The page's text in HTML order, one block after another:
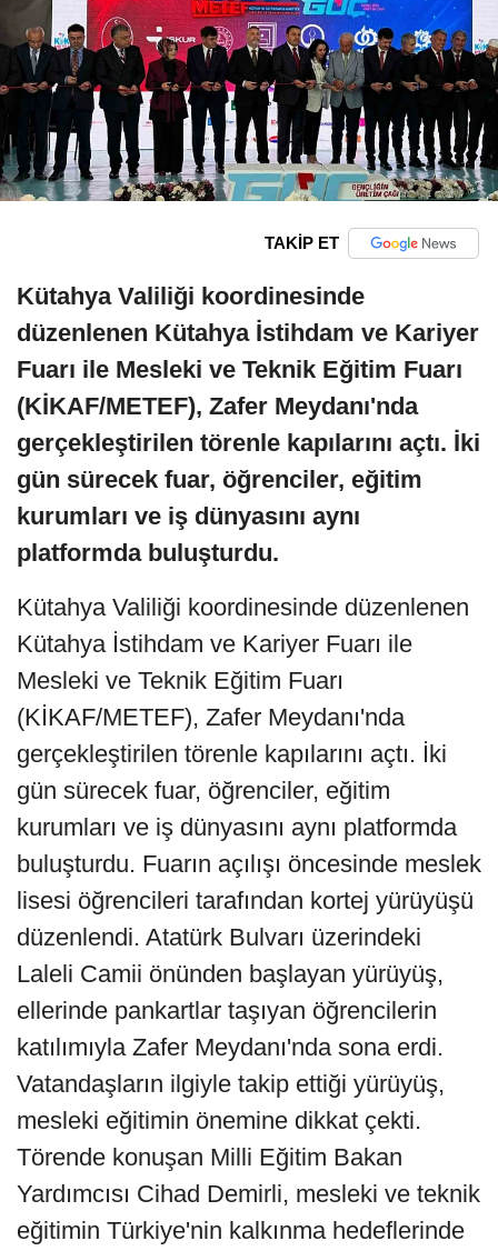
TAKİP ET
Kütahya Valiliği koordinesinde
düzenlenen Kütahya İstihdam ve Kariyer
Fuarı ile Mesleki ve Teknik Eğitim Fuarı
(KİKAF/METEF), Zafer Meydanı'nda
gerçekleştirilen törenle kapılarını açtı. İki
gün sürecek fuar, öğrenciler, eğitim
kurumları ve iş dünyasını aynı
platformda buluşturdu.
Kütahya Valiliği koordinesinde düzenlenen
Kütahya İstihdam ve Kariyer Fuarı ile
Mesleki ve Teknik Eğitim Fuarı
(KİKAF/METEF), Zafer Meydanı'nda
gerçekleştirilen törenle kapılarını açtı. İki
gün sürecek fuar, öğrenciler, eğitim
kurumları ve iş dünyasını aynı platformda
buluşturdu. Fuarın açılışı öncesinde meslek
lisesi öğrencileri tarafından kortej yürüyüşü
düzenlendi. Atatürk Bulvarı üzerindeki
Laleli Camii önünden başlayan yürüyüş,
ellerinde pankartlar taşıyan öğrencilerin
katılımıyla Zafer Meydanı'nda sona erdi.
Vatandaşların ilgiyle takip ettiği yürüyüş,
mesleki eğitimin önemine dikkat çekti.
Törende konuşan Milli Eğitim Bakan
Yardımcısı Cihad Demirli, mesleki ve teknik
eğitimin Türkiye'nin kalkınma hedeflerinde